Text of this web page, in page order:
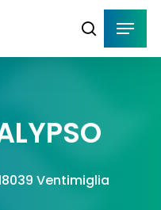
cerca
Menu
Ventimiglia
Menu